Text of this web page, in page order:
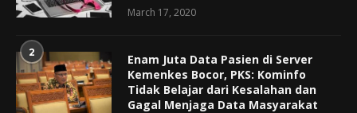
March 17, 2020
2
Enam Juta Data Pasien di Server
Kemenkes Bocor, PKS: Kominfo
Tidak Belajar dari Kesalahan dan
Gagal Menjaga Data Masyarakat